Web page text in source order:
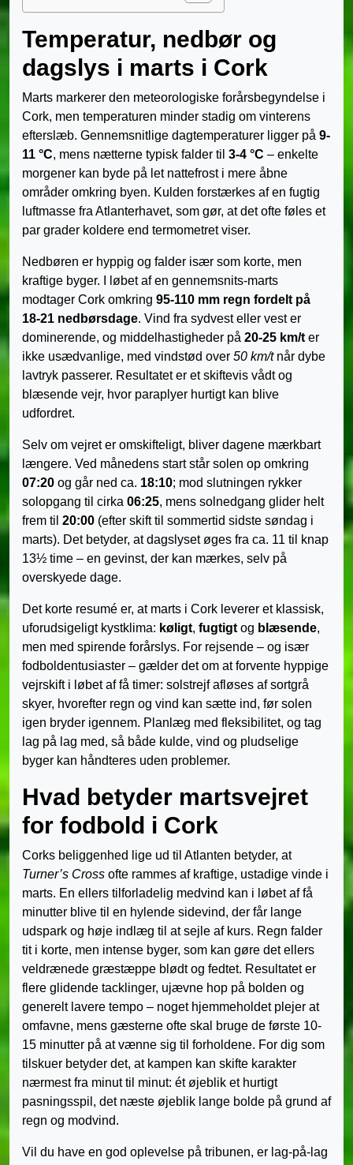
Temperatur, nedbør og
dagslys i marts i Cork
Marts markerer den meteorologiske forårsbegyndelse i
Cork, men temperaturen minder stadig om vinterens
efterslæb. Gennemsnitlige dagtemperaturer ligger på 9-
11 °C, mens nætterne typisk falder til 3-4 °C – enkelte
morgener kan byde på let nattefrost i mere åbne
områder omkring byen. Kulden forstærkes af en fugtig
luftmasse fra Atlanterhavet, som gør, at det ofte føles et
par grader koldere end termometret viser.
Nedbøren er hyppig og falder især som korte, men
kraftige byger. I løbet af en gennemsnits-marts
modtager Cork omkring 95-110 mm regn fordelt på
18-21 nedbørsdage. Vind fra sydvest eller vest er
dominerende, og middelhastigheder på 20-25 km/t er
ikke usædvanlige, med vindstød over 50 km/tnår dybe
lavtryk passerer. Resultatet er et skiftevis vådt og
blæsende vejr, hvor paraplyer hurtigt kan blive
udfordret.
Selv om vejret er omskifteligt, bliver dagene mærkbart
længere. Ved månedens start står solen op omkring
07:20 og går ned ca. 18:10; mod slutningen rykker
solopgang til cirka 06:25, mens solnedgang glider helt
frem til 20:00 (efter skift til sommertid sidste søndag i
marts). Det betyder, at dagslyset øges fra ca. 11 til knap
13½ time – en gevinst, der kan mærkes, selv på
overskyede dage.
Det korte resumé er, at marts i Cork leverer et klassisk,
uforudsigeligt kystklima: køligt, fugtigt og blæsende,
men med spirende forårslys. For rejsende – og især
fodboldentusiaster – gælder det om at forvente hyppige
vejrskift i løbet af få timer: solstrejf afløses af sortgrå
skyer, hvorefter regn og vind kan sætte ind, før solen
igen bryder igennem. Planlæg med fleksibilitet, og tag
lag på lag med, så både kulde, vind og pludselige
byger kan håndteres uden problemer.
Hvad betyder martsvejret
for fodbold i Cork
Corks beliggenhed lige ud til Atlanten betyder, at
Turner’s Cross ofte rammes af kraftige, ustadige vinde i
marts. En ellers tilforladelig medvind kan i løbet af få
minutter blive til en hylende sidevind, der får lange
udspark og høje indlæg til at sejle af kurs. Regn falder
tit i korte, men intense byger, som kan gøre det ellers
veldrænede græstæppe blødt og fedtet. Resultatet er
flere glidende tacklinger, ujævne hop på bolden og
generelt lavere tempo – noget hjemmeholdet plejer at
omfavne, mens gæsterne ofte skal bruge de første 10-
15 minutter på at vænne sig til forholdene. For dig som
tilskuer betyder det, at kampen kan skifte karakter
nærmest fra minut til minut: ét øjeblik et hurtigt
pasningsspil, det næste øjeblik lange bolde på grund af
regn og modvind.
Vil du have en god oplevelse på tribunen, er lag-på-lag